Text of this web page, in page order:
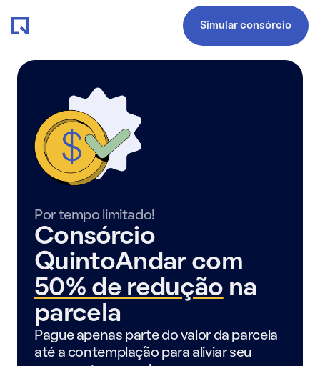
Simular consórcio
Por tempo limitado!
Consórcio
QuintoAndar com
50% de redução na
parcela
Pague apenas parte do valor da parcela
até a contemplação para aliviar seu